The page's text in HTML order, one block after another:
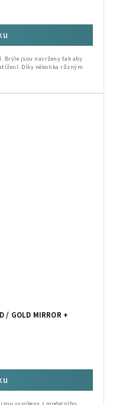
jsou navrženy tak aby
Díky několika různým
/ GOLD MIRROR +